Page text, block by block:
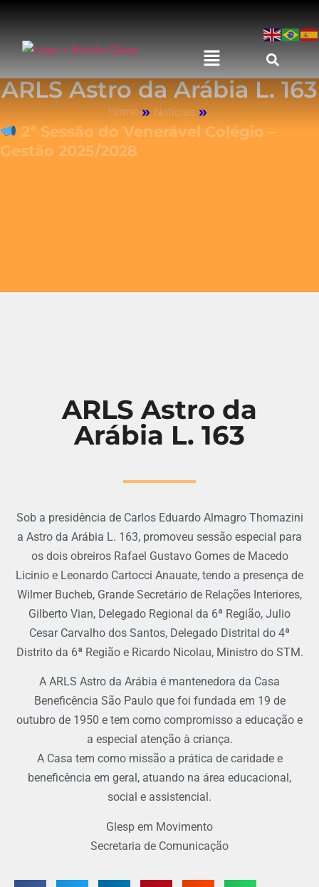
ARLS Astro da Arábia L. 163
Home » Notícias »
2ª Sessão do Venerável Colégio –
Gestão 2025/2028
ARLS Astro da
Arábia L. 163
Sob a presidência de Carlos Eduardo Almagro Thomazini
a Astro da Arábia L. 163, promoveu sessão especial para
os dois obreiros Rafael Gustavo Gomes de Macedo
Licinio e Leonardo Cartocci Anauate, tendo a presença de
Wilmer Bucheb, Grande Secretário de Relações Interiores,
Gilberto Vian, Delegado Regional da 6ª Região, Julio
Cesar Carvalho dos Santos, Delegado Distrital do 4ª
Distrito da 6ª Região e Ricardo Nicolau, Ministro do STM.
A ARLS Astro da Arábia é mantenedora da Casa
Beneficência São Paulo que foi fundada em 19 de
outubro de 1950 e tem como compromisso a educação e
a especial atenção à criança.
A Casa tem como missão a prática de caridade e
beneficência em geral, atuando na área educacional,
social e assistencial.
Glesp em Movimento
Secretaria de Comunicação